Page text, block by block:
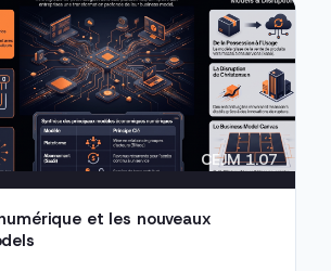
CEJM 1.07
et les nouveaux